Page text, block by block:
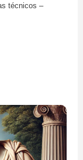
técnicos –